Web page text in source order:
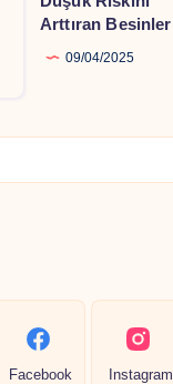
Arttıran Besinler
09/04/2025
Facebook Instagram